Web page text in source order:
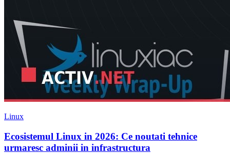
Linux
Ecosistemul Linux in 2026: Ce noutati tehnice
urmaresc adminii in infrastructura